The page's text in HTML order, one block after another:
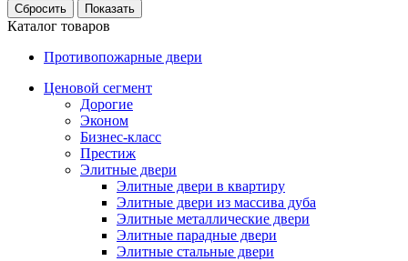
Каталог товаров
Противопожарные двери
Ценовой сегмент
Дорогие
Эконом
Бизнес-класс
Престиж
Элитные двери
Элитные двери в квартиру
Элитные двери из массива дуба
Элитные металлические двери
Элитные парадные двери
Элитные стальные двери